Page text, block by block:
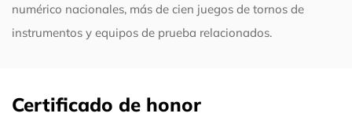
numérico nacionales, más de cien juegos de tornos de
instrumentos y equipos de prueba relacionados.
Certificado de honor